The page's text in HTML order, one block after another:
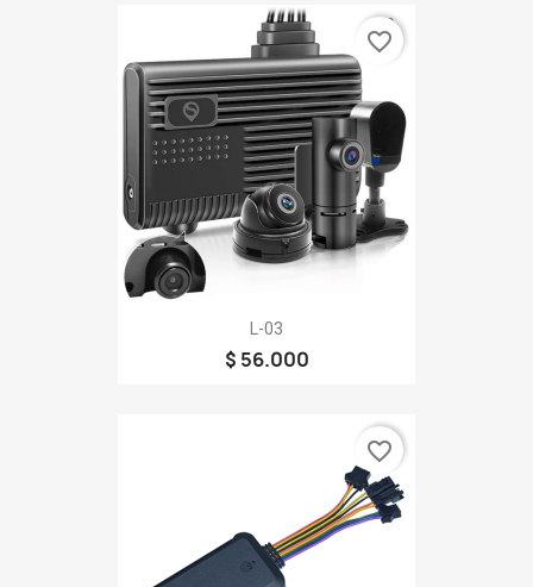
L-03
$ 56.000
favorite_border
favorite_border